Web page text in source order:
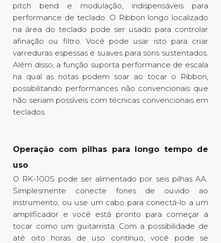
pitch bend e modulação, indispensáveis para
performance de teclado. O Ribbon longo localizado
na área do teclado pode ser usado para controlar
afinação ou filtro. Você pode usar isto para criar
varreduras espessas e suaves para sons sustentados.
Além disso, a função suporta performance de escala
na qual as notas podem soar ao tocar o Ribbon,
possibilitando performances não convencionais que
não seriam possíveis com técnicas convencionais em
teclados.
Operação com pilhas para longo tempo de
uso
O RK-100S pode ser alimentado por seis pilhas AA.
Simplesmente conecte fones de ouvido ao
instrumento, ou use um cabo para conectá-lo a um
amplificador e você está pronto para começar a
tocar como um guitarrista. Com a possibilidade de
até oito horas de uso contínuo, você pode se